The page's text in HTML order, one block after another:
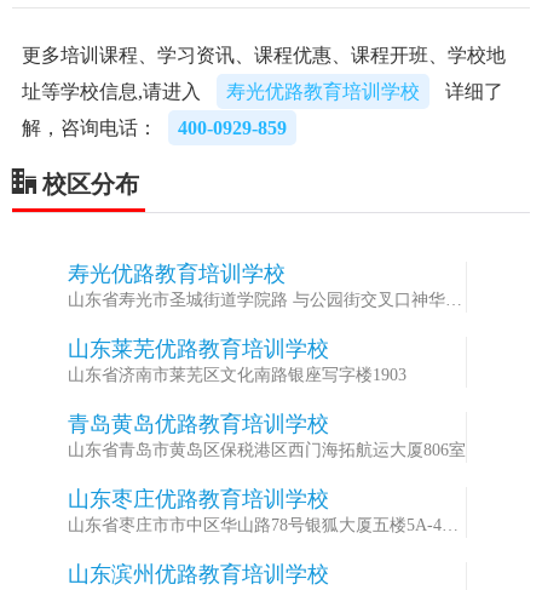
更多培训课程、学习资讯、课程优惠、课程开班、学校地
址等学校信息,请进入
寿光优路教育培训学校
详细了
解，咨询电话：
400-0929-859
校区分布
寿光优路教育培训学校
山东省寿光市圣城街道学院路 与公园街交叉口神华大
山东莱芜优路教育培训学校
山东省济南市莱芜区文化南路银座写字楼1903
青岛黄岛优路教育培训学校
山东省青岛市黄岛区保税港区西门海拓航运大厦806室
山东枣庄优路教育培训学校
山东省枣庄市市中区华山路78号银狐大厦五楼5A-4室
山东滨州优路教育培训学校